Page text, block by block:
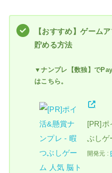
【おすすめ】ゲーム
貯める方法
▼ナンプレ【数独】で
はこちら。
[PR]ポ
ぶしゲ
開発元 :